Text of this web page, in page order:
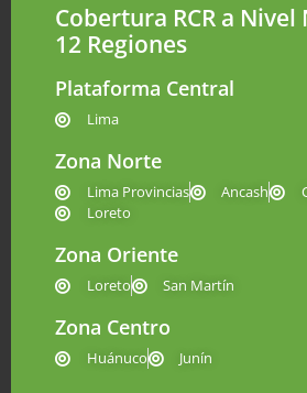
Cobertura RCR a Nivel
12 Regiones
Plataforma Central
Lima
Zona Norte
Lima Provincias Ancash
Loreto
Zona Oriente
Loreto San Martín
Zona Centro
Huánuco Junín